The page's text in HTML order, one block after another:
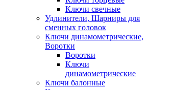
Ключи свечные
Удлинители, Шарниры для
сменных головок
Ключи динамометрические,
Воротки
Воротки
Ключи
динамометрические
Ключи балонные